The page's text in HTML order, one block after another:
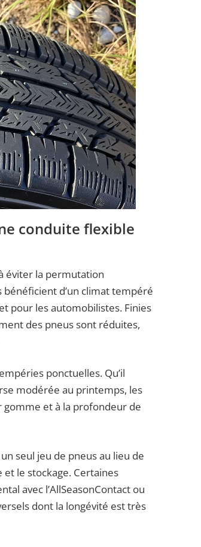
conduite flexible
éviter la permutation
bénéficient d’un climat tempéré
pour les automobilistes. Finies
des pneus sont réduites,
ponctuelles. Qu’il
modérée au printemps, les
gomme et à la profondeur de
seul jeu de pneus au lieu de
et le stockage. Certaines
avec l’AllSeasonContact ou
dont la longévité est très